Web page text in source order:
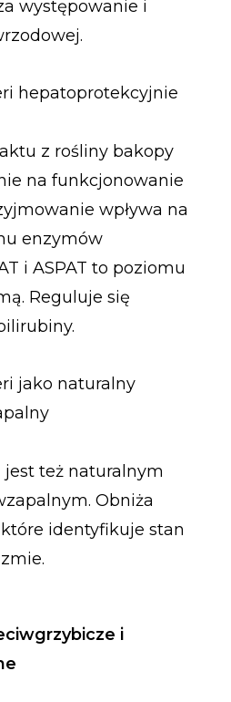
występowanie i
hepatoprotekcyjnie
z rośliny bakopy
na funkcjonowanie
wpływa na
enzymów
i ASPAT to poziomu
Reguluje się
jako naturalny
też naturalnym
Obniża
identyfikuje stan
i